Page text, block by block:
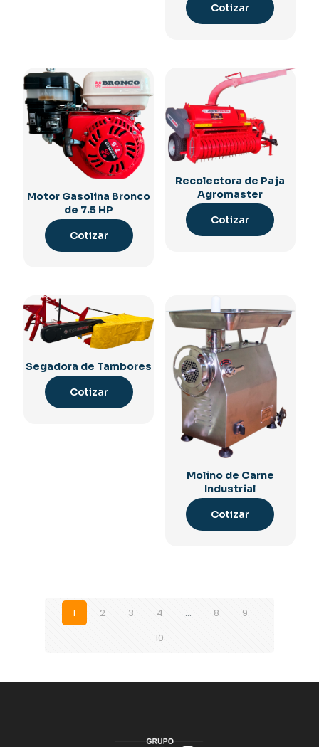
Cotizar
Motor Gasolina Bronco
de 7.5 HP
Cotizar
Recolectora de Paja
Agromaster
Cotizar
Segadora de Tambores
Cotizar
Molino de Carne
Industrial
Cotizar
1 2 3 4 … 8
9
10